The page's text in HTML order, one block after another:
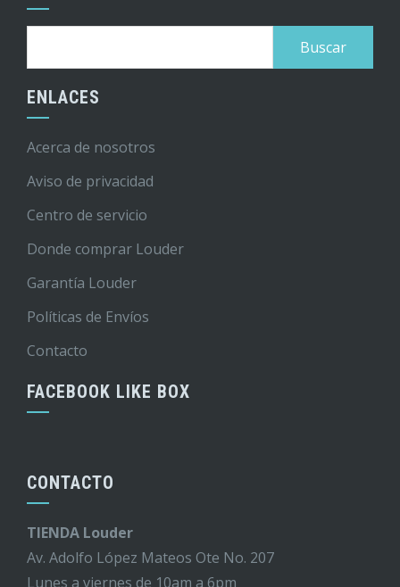
ENLACES
Acerca de nosotros
Aviso de privacidad
Centro de servicio
Donde comprar Louder
Garantía Louder
Políticas de Envíos
Contacto
FACEBOOK LIKE BOX
CONTACTO
TIENDA Louder
Av. Adolfo López Mateos Ote No. 207
Lunes a viernes de 10am a 6pm